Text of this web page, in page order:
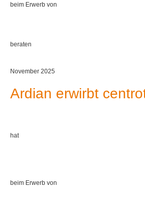
beim Erwerb von
beraten
November 2025
Ardian erwirbt
hat
beim Erwerb von